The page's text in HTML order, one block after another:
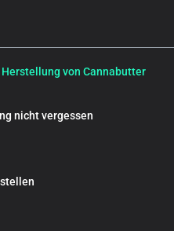
von Cannabutter
nicht vergessen